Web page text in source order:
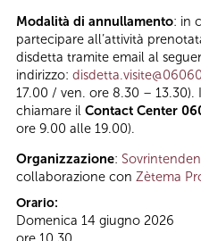
Modalità di annullamento: in
partecipare all’attività
disdetta tramite email al
indirizzo:
17.00 / ven. ore 8.30 – 13.30).
chiamare il Contact Center
ore 9.00 alle 19.00).
Organizzazione:
collaborazione con Zètema
Orario:
Domenica 14 giugno 2026